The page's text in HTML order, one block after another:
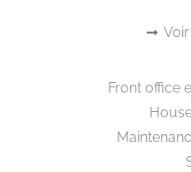
Front office